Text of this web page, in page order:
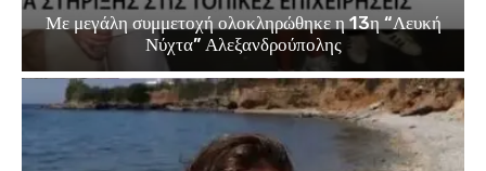
Με μεγάλη συμμετοχή ολοκληρώθηκε η 13η “Λευκή
Νύχτα” Αλεξανδρούπολης